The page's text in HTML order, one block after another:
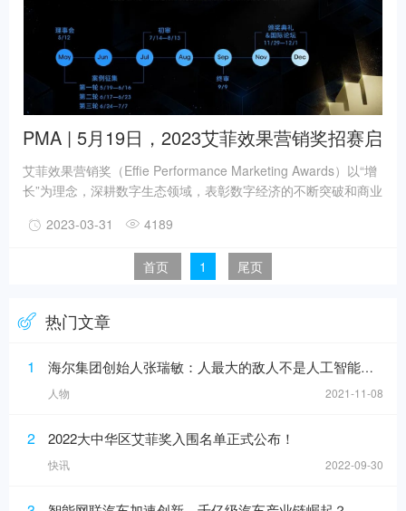
创新案例，表彰实效启迪行业创新。
PMA | 5月19日，2023艾菲效果营销奖招赛启
动！
艾菲效果营销奖（Effie Performance Marketing Awards）以“增
长”为理念，深耕数字生态领域，表彰数字经济的不断突破和商业
奖连续3年实现破“疫”增长！
2023-03-31 4189
首页 1 尾页
热门文章
1 海尔集团创始人张瑞敏：人最大的敌人不是人工智能，而是科层制
人物 2021-11-08
2 2022大中华区艾菲奖入围名单正式公布！
快讯 2022-09-30